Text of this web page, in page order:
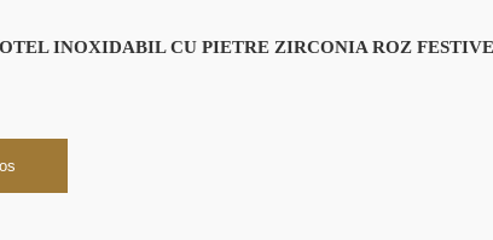
INOXIDABIL CU PIETRE ZIRCONIA ROZ FESTIVE